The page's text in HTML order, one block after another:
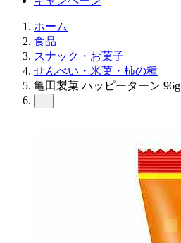
ホーム
食品
スナック・お菓子
せんべい・米菓・柿の種
亀田製菓 ハッピーターン 96g
...